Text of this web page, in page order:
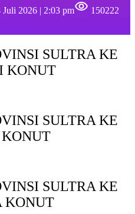
Juli 2026 | 2:03 pm 150222
SULTRA KE
KONUT
SULTRA KE
SULTRA KE
KONUT